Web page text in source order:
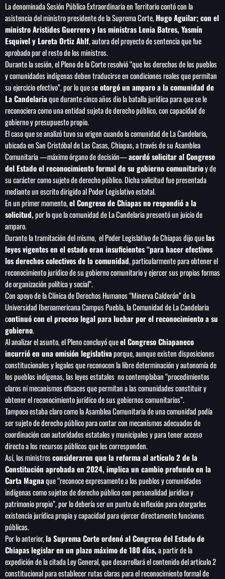
SEARCH
SEARCH
NOTAS
Vinculan a proceso a detenidas por presunto
despojo de inmueble en la Del Valle
Liderazgo de la ONU: América Latina expone
planes de reforma
México vs Panamá Sub-20: dónde ver y a
qué hora es el partido del Premundial de la
Concacaf
La denominada Sesión Pública Extraordinaria en Territorio contó con la
asistencia del ministro presidente de la Suprema Corte,Hugo Aguilar; con el
ministro Aristides Guerrero y las ministras Lenia Batres, Yasmín
Esquivel y Loreta Ortiz Ahlf, autora del proyecto de sentencia que fue
aprobado por el resto de los ministros.
Durante la sesión, el Pleno de la Corte resolvió “que los derechos de los pueblos
y comunidades indígenas deben traducirse en condiciones reales que permitan
su ejercicio efectivo”, por lo que se otorgó un amparo a la comunidad de
La Candelariaque durante cinco años dio la batalla jurídica para que se le
reconociera como una entidad sujeta de derecho público, con capacidad de
gobierno y presupuesto propio.
El caso que se analizó tuvo su origen cuando la comunidad de La Candelaria,
ubicada en San Cristóbal de Las Casas, Chiapas, a través de su Asamblea
Comunitaria —máximo órgano de decisión—acordó solicitar al Congreso
del Estado el reconocimiento formal de su gobierno comunitarioy de
su carácter como sujeto de derecho público. Dicha solicitud fue presentada
mediante un escrito dirigido al Poder Legislativo estatal.
En un primer momento,el Congreso de Chiapas no respondió a la
solicitud,por lo que la comunidad de La Candelaria presentó un juicio de
amparo.
Durante la tramitación del mismo, el Poder Legislativo de Chiapas dijo quelas
leyes vigentes en el estado eran insuficientes “para hacer efectivos
los derechos colectivos de la comunidad, particularmente para obtener el
reconocimiento jurídico de su gobierno comunitario y ejercer sus propias formas
de organización política y social”.
Con apoyo de la Clínica de Derechos Humanos “Minerva Calderón” de la
Universidad Iberoamericana Campus Puebla, la Comunidad de La Candelaria
continuó con el proceso legal para luchar por el reconocimiento a su
gobierno.
Al analizar el asunto, el Pleno concluyó queel Congreso Chiapaneco
incurrió en una omisión legislativaporque, aunque existen disposiciones
constitucionales y legales que reconocen la libre determinación y autonomía de
los pueblos indígenas, las leyes estatales no contemplaban “procedimientos
claros ni mecanismos eficaces que permitan a las comunidades constituir y
obtener el reconocimiento jurídico de sus gobiernos comunitarios”.
Tampoco estaba claro como la Asamblea Comunitaria de una comunidad podía
ser sujeto de derecho público para contar con mecanismos adecuados de
coordinación con autoridades estatales y municipales y para tener acceso
directo a los recursos públicos que les corresponden.
Así, los ministrosconsideraron que la reforma al artículo 2 de la
Constitución aprobada en 2024, implica un cambio profundo en la
Carta Magnaque “reconoce expresamente a los pueblos y comunidades
indígenas como sujetos de derecho público con personalidad jurídica y
patrimonio propio”, por lo debería ser un punto de inflexión para otorgarles
existencia jurídica propia y capacidad para ejercer directamente funciones
públicas.
Por lo anterior,la Suprema Corte ordenó al Congreso del Estado de
Chiapas legislar en un plazo máximo de 180 días,a partir de la
expedición de la citada Ley General, que desarrollará el contenido del artículo 2
constitucional para establecer rutas claras para el reconocimiento formal de